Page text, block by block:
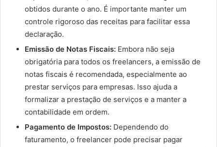
obtidos durante o ano. É importante manter um
controle rigoroso das receitas para facilitar essa
declaração.
Emissão de Notas Fiscais: Embora não seja
obrigatória para todos os freelancers, a emissão de
notas fiscais é recomendada, especialmente ao
prestar serviços para empresas. Isso ajuda a
formalizar a prestação de serviços e a manter a
contabilidade em ordem.
Pagamento de Impostos: Dependendo do
faturamento, o freelancer pode precisar pagar